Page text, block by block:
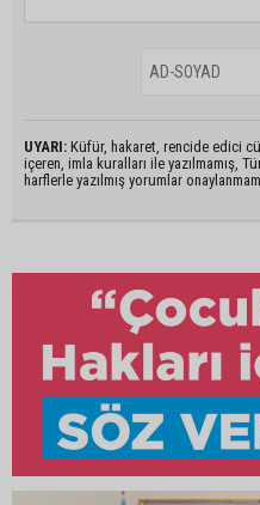
UYARI: Küfür, hakaret, rencide edici
içeren, imla kuralları ile yazılmamış,
harflerle yazılmış yorumlar